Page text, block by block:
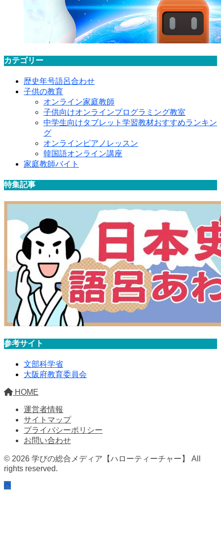
カテゴリー
歴史年号語呂合わせ
子供の教育
オンライン家庭教師
子供向けオンラインプログラミング教室
中学生向けタブレット学習教材おすすめランキン
グ
オンラインピアノレッスン
韓国語オンライン講座
家庭教師バイト
特集記事
参考サイト
文部科学省
大阪府教育委員会
HOME
運営者情報
サイトマップ
プライバシーポリシー
お問い合わせ
© 2026 学びの総合メディア【ハローティーチャー】 All
rights reserved.